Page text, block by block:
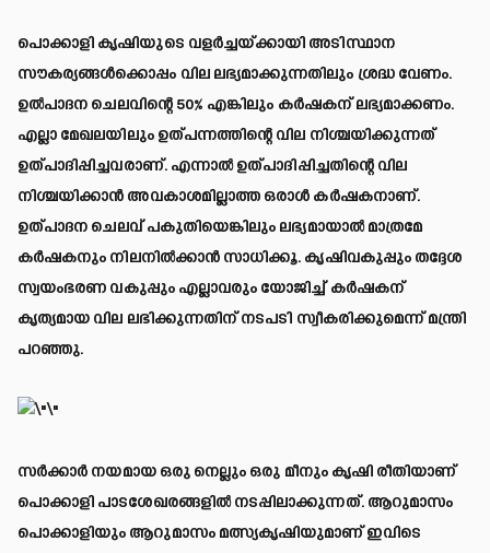
പൊക്കാളി കൃഷിയുടെ വളർച്ചയ്ക്കായി അടിസ്ഥാന
സൗകര്യങ്ങൾക്കൊപ്പം വില ലഭ്യമാക്കുന്നതിലും ശ്രദ്ധ വേണം.
ഉൽപാദന ചെലവിന്റെ 50% എങ്കിലും കർഷകന് ലഭ്യമാക്കണം.
എല്ലാ മേഖലയിലും ഉത്പന്നത്തിന്റെ വില നിശ്ചയിക്കുന്നത്
ഉത്പാദിപ്പിച്ചവരാണ്. എന്നാൽ ഉത്പാദിപ്പിച്ചതിന്റെ വില
നിശ്ചയിക്കാൻ അവകാശമില്ലാത്ത ഒരാൾ കർഷകനാണ്.
ഉത്പാദന ചെലവ് പകുതിയെങ്കിലും ലഭ്യമായാൽ മാത്രമേ
കർഷകനും നിലനിൽക്കാൻ സാധിക്കൂ. കൃഷിവകുപ്പും തദ്ദേശ
സ്വയംഭരണ വകുപ്പും എല്ലാവരും യോജിച്ച് കർഷകന്
കൃത്യമായ വില ലഭിക്കുന്നതിന് നടപടി സ്വീകരിക്കുമെന്ന് മന്ത്രി
പറഞ്ഞു.
സർക്കാർ നയമായ ഒരു നെല്ലും ഒരു മീനും കൃഷി രീതിയാണ്
പൊക്കാളി പാടശേഖരങ്ങളിൽ നടപ്പിലാക്കുന്നത്. ആറുമാസം
പൊക്കാളിയും ആറുമാസം മത്സ്യകൃഷിയുമാണ് ഇവിടെ